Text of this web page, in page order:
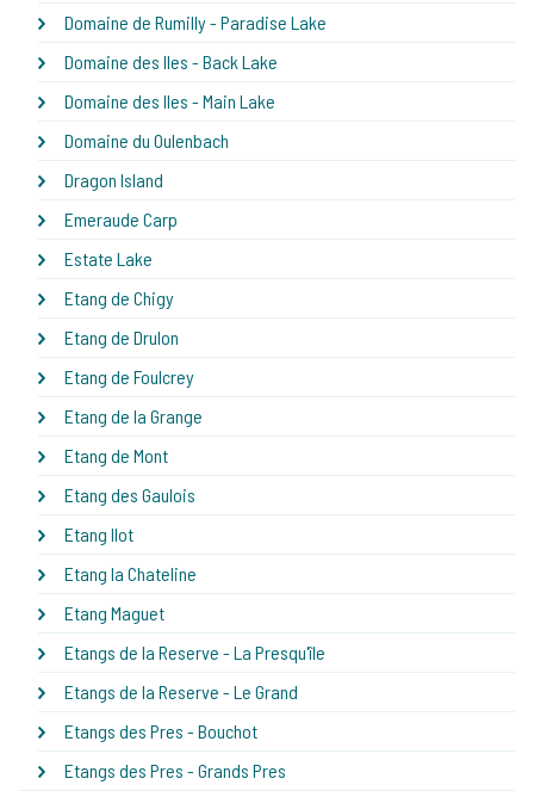
Domaine de Rumilly - Paradise Lake
Domaine des Iles - Back Lake
Domaine des Iles - Main Lake
Domaine du Oulenbach
Dragon Island
Emeraude Carp
Estate Lake
Etang de Chigy
Etang de Drulon
Etang de Foulcrey
Etang de la Grange
Etang de Mont
Etang des Gaulois
Etang Ilot
Etang la Chateline
Etang Maguet
Etangs de la Reserve - La Presqu'île
Etangs de la Reserve - Le Grand
Etangs des Pres - Bouchot
Etangs des Pres - Grands Pres